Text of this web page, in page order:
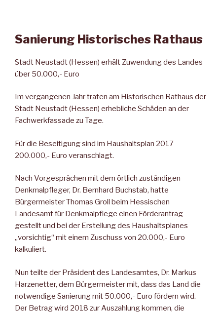
Sanierung Historisches Rathaus
Stadt Neustadt (Hessen) erhält Zuwendung des Landes
über 50.000,- Euro
Im vergangenen Jahr traten am Historischen Rathaus der
Stadt Neustadt (Hessen) erhebliche Schäden an der
Fachwerkfassade zu Tage.
Für die Beseitigung sind im Haushaltsplan 2017
200.000,- Euro veranschlagt.
Nach Vorgesprächen mit dem örtlich zuständigen
Denkmalpfleger, Dr. Bernhard Buchstab, hatte
Bürgermeister Thomas Groll beim Hessischen
Landesamt für Denkmalpflege einen Förderantrag
gestellt und bei der Erstellung des Haushaltsplanes
„vorsichtig“ mit einem Zuschuss von 20.000,- Euro
kalkuliert.
Nun teilte der Präsident des Landesamtes, Dr. Markus
Harzenetter, dem Bürgermeister mit, dass das Land die
notwendige Sanierung mit 50.000,- Euro fördern wird.
Der Betrag wird 2018 zur Auszahlung kommen, die